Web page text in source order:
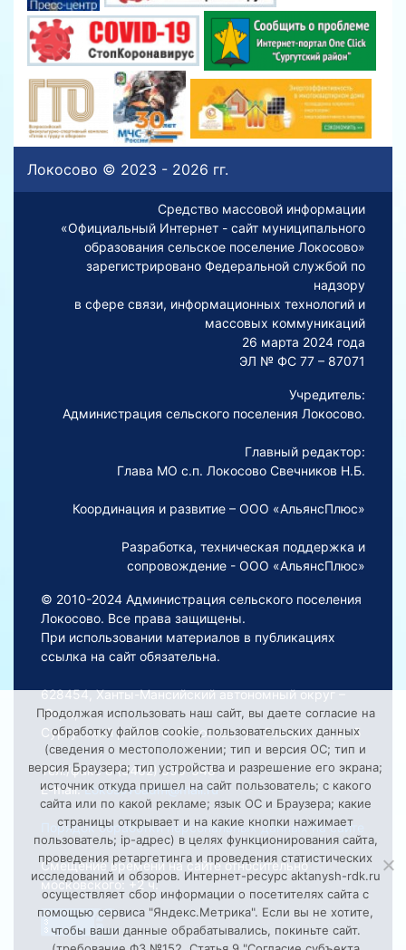
Локосово © 2023 - 2026 гг.
Средство массовой информации
«Официальный Интернет - сайт муниципального
образования сельское поселение Локосово»
зарегистрировано Федеральной службой по
надзору
в сфере связи, информационных технологий и
массовых коммуникаций
26 марта 2024 года
ЭЛ № ФС 77 – 87071
Учредитель:
Администрация сельского поселения Локосово.
Главный редактор:
Глава МО с.п. Локосово Свечников Н.Б.
Координация и развитие – ООО «АльянсПлюс»
Разработка, техническая поддержка и
сопровождение - ООО «АльянсПлюс»
© 2010-2024 Администрация сельского поселения
Локосово. Все права защищены.
При использовании материалов в публикациях
ссылка на сайт обязательна.
628454, Ханты-Мансийский автономный округ –
Югра,
Сургутский район, с. Локосово, ул. Заводская, д. 5
Тел./факс 8 (3462) 550-548
E-mail:Lokosovoadm@mail.ru
Порядок обработки персональных данных на сайте
Смещение времени на сайте относительно
московского: +2 ч.
Продолжая использовать наш сайт, вы даете согласие на
обработку файлов cookie, пользовательских данных
(сведения о местоположении; тип и версия ОС; тип и
версия Браузера; тип устройства и разрешение его экрана;
источник откуда пришел на сайт пользователь; с какого
сайта или по какой рекламе; язык ОС и Браузера; какие
страницы открывает и на какие кнопки нажимает
пользователь; ip-адрес) в целях функционирования сайта,
проведения ретаргетинга и проведения статистических
исследований и обзоров. Интернет-ресурс aktanysh-rdk.ru
осуществляет сбор информации о посетителях сайта с
помощью сервиса "Яндекс.Метрика". Если вы не хотите,
чтобы ваши данные обрабатывались, покиньте сайт.